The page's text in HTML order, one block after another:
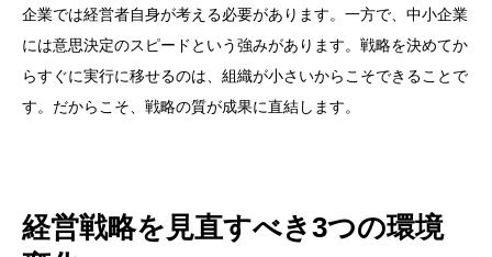
企業では経営者自身が考える必要があります。一方で、中小企業
には意思決定のスピードという強みがあります。戦略を決めてか
らすぐに実行に移せるのは、組織が小さいからこそできることで
す。だからこそ、戦略の質が成果に直結します。
経営戦略を見直すべき3つの環境